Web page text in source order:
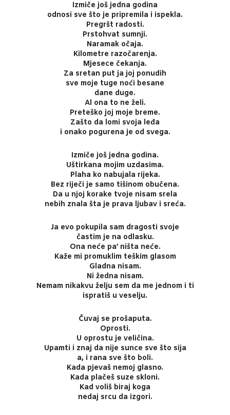
Izmiče još jedna godina
odnosi sve što je pripremila i ispekla.
Pregršt radosti.
Prstohvat sumnji.
Naramak očaja.
Kilometre razočarenja.
Mjesece čekanja.
Za sretan put ja joj ponudih
sve moje tuge noći besane
dane duge.
Al ona to ne želi.
Preteško joj moje breme.
Zašto da lomi svoja leđa
i onako pogurena je od svega.
Izmiče još jedna godina.
Uštirkana mojim uzdasima.
Plaha ko nabujala rijeka.
Bez riječi je samo tišinom obučena.
Da u njoj korake tvoje nisam srela
nebih znala šta je prava ljubav i sreća.
Ja evo pokupila sam dragosti svoje
častim je na odlasku.
Ona neće pa’ ništa neće.
Kaže mi promuklim teškim glasom
Gladna nisam.
Ni žedna nisam.
Nemam nikakvu želju sem da me jednom i ti
ispratiš u veselju.
Čuvaj se prošaputa.
Oprosti.
U oprostu je veličina.
Upamti i znaj da nije sunce sve što sija
a, i rana sve što boli.
Kada pjevaš nemoj glasno.
Kada plačeš suze skloni.
Kad voliš biraj koga
nedaj srcu da izgori.